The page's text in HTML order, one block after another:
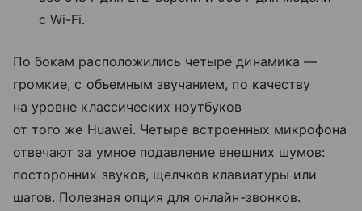
с Wi-Fi.
По бокам расположились четыре динамика —
громкие, с объемным звучанием, по качеству
на уровне классических ноутбуков
от того же Huawei. Четыре встроенных микрофона
отвечают за умное подавление внешних шумов:
посторонних звуков, щелчков клавиатуры или
шагов. Полезная опция для онлайн-звонков.